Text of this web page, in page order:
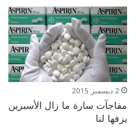
2 ديسمبر 2015
مفاجآت سارة ما زال الأسبرين
يزفها لنا